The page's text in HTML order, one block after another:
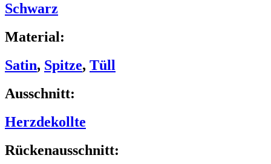
Schwarz
Material:
Satin, Spitze, Tüll
Ausschnitt:
Herzdekollte
Rückenausschnitt: